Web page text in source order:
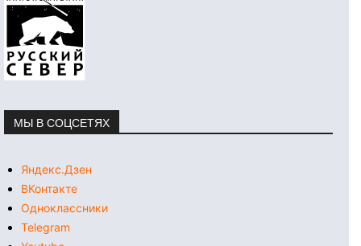
МЫ В СОЦСЕТЯХ
Яндекс.Дзен
ВКонтакте
Одноклассники
Telegram